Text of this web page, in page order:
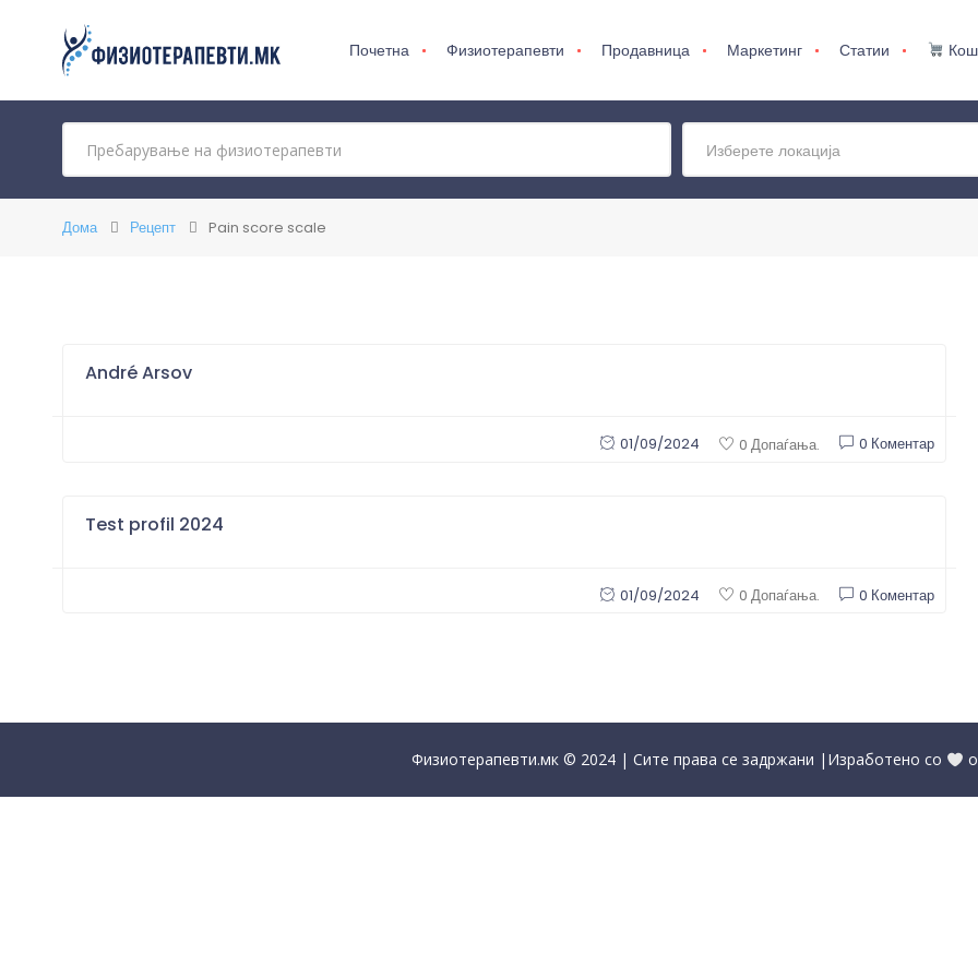
Почетна Физиотерапевти Продавница Маркетинг Статии
Изберете локација
Дома Рецепт Pain score scale
André Arsov
01/09/2024 0 Допаѓања. 0 Коментар
Test profil 2024
01/09/2024 0 Допаѓања. 0 Коментар
Физиотерапевти.мк © 2024 | Сите права се задржани |Изработено со